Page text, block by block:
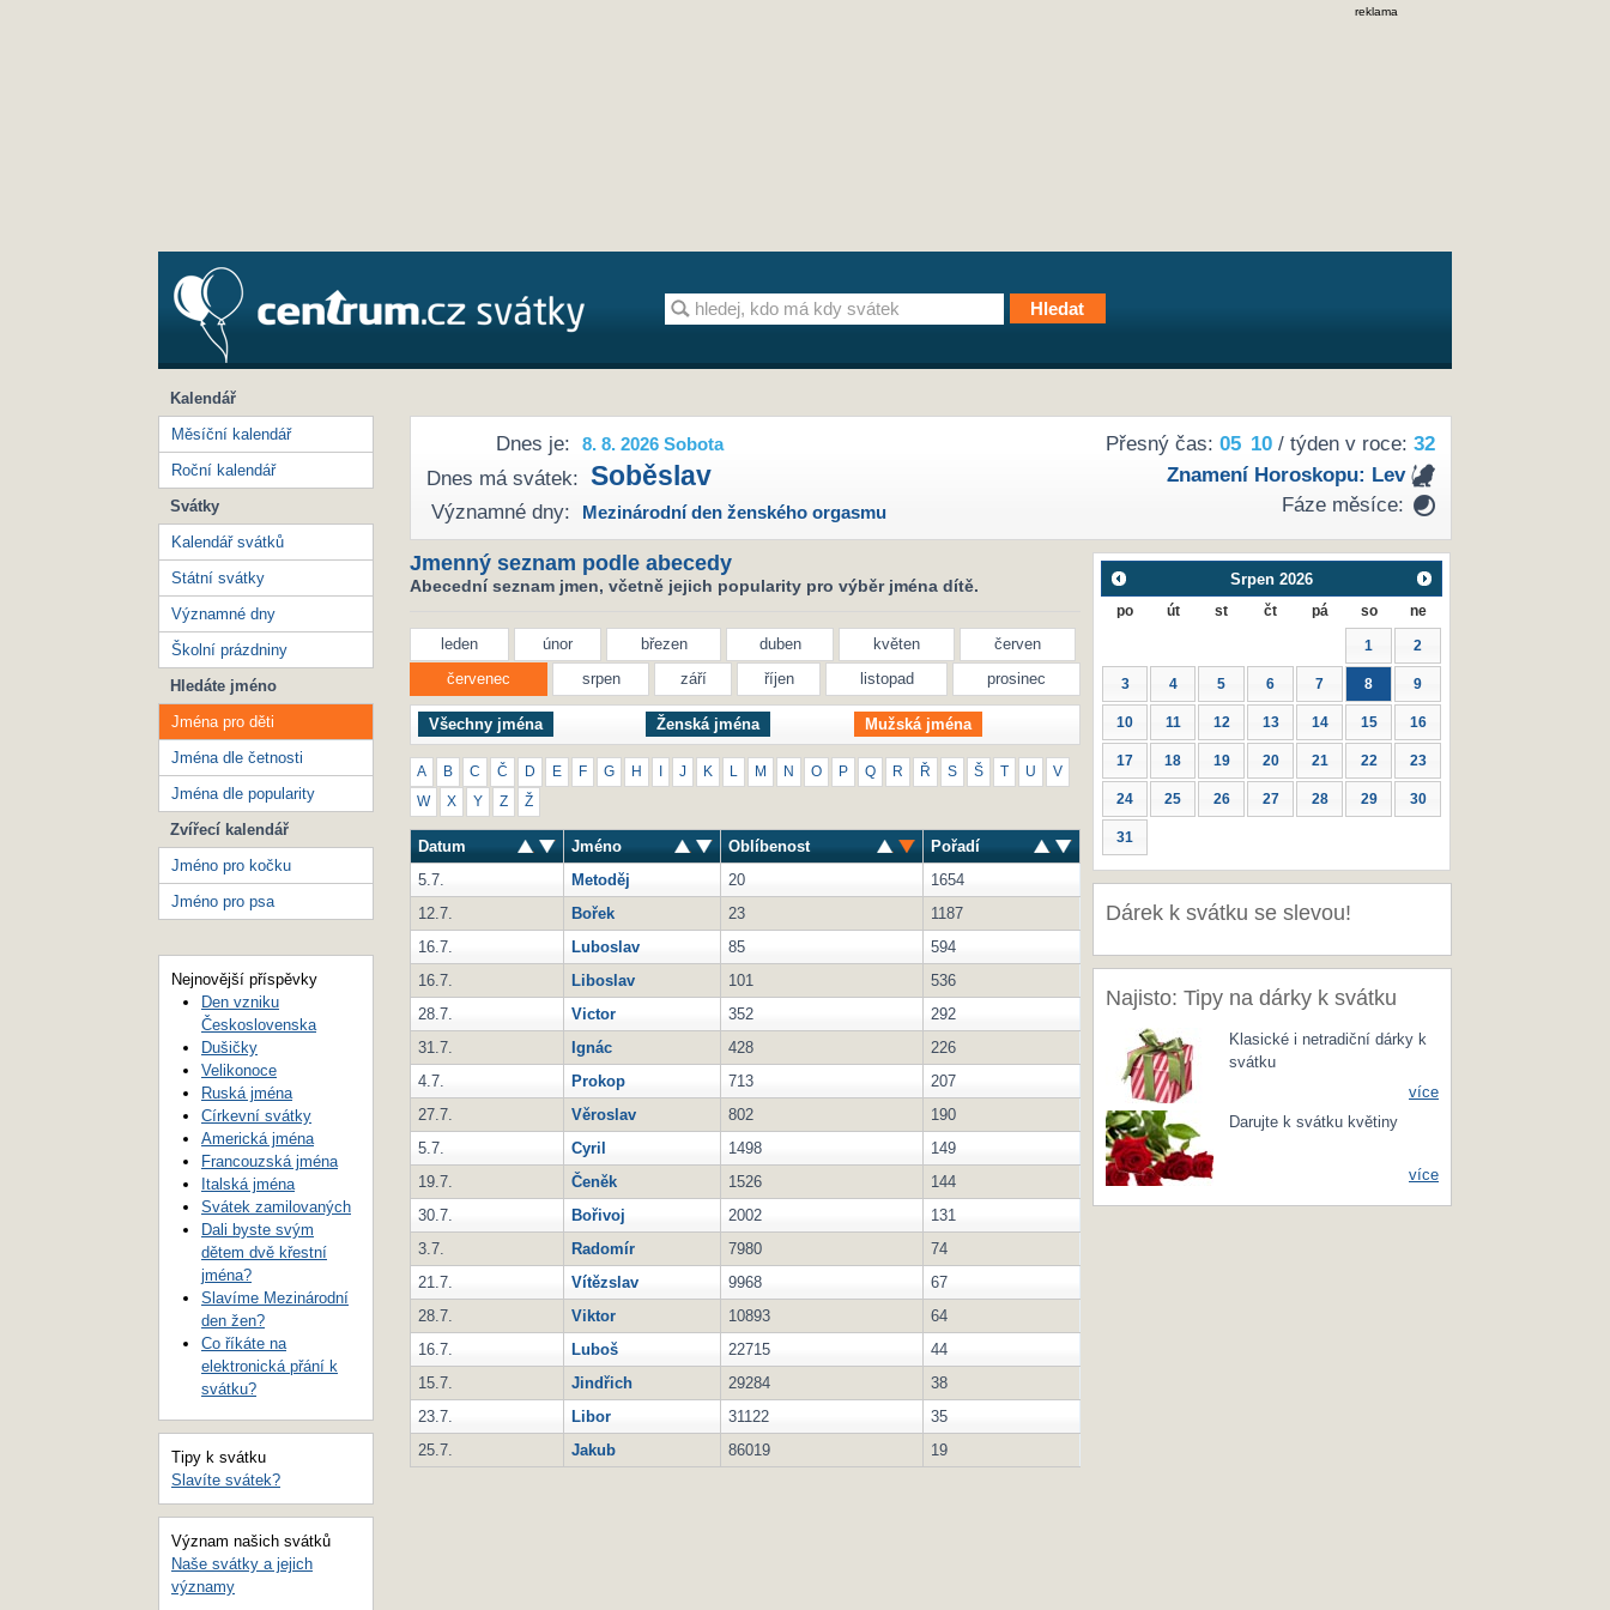
reklama
Přesný čas: 05 10/ týden v roce: 32
Znamení Horoskopu: Lev
Fáze měsíce:
Dnes je: 8. 8. 2026 Sobota
Dnes má svátek: Soběslav
Významné dny: Mezinárodní den ženského orgasmu
Jmenný seznam podle abecedy
Abecední seznam jmen, včetně jejich popularity pro výběr jména dítě.
leden únor březen duben květen
červen
červenec
srpen září říjen listopad prosinec
Všechny jména Ženská jména Mužská jména
A B C Č D E F G H J K M N O P Q R Ř S Š T U V
W X Y Z Ž
Datum Jméno Oblíbenost
Pořadí
5.7.
Metoděj 20
1654
12.7.
Bořek 23
1187
16.7.
Luboslav 85
594
16.7.
Liboslav 101
536
28.7.
Victor 352
292
31.7.
Ignác 428
226
4.7.
Prokop 713
207
27.7.
Věroslav 802
190
5.7.
Cyril 1498
149
19.7.
Čeněk 1526
144
30.7.
Bořivoj 2002
131
3.7.
Radomír 7980
74
21.7.
Vítězslav 9968
67
28.7.
Viktor 10893
64
16.7.
Luboš 22715
44
15.7.
Jindřich 29284
38
23.7.
Libor 31122
35
25.7.
Jakub 86019 19
Srpen 2026
po út st čt pá so ne
1 2
3 4 5 6 7 8 9
10 11 12 13 14 15 16
17 18 19 20 21 22 23
24 25 26 27 28 29 30
31
Dárek k svátku se slevou!
Najisto: Tipy na dárky k svátku
Klasické i netradiční dárky k
svátku
více
Darujte k svátku květiny
více
Kalendář
Měsíční kalendář
Roční kalendář
Svátky
Kalendář svátků
Státní svátky
Významné dny
Školní prázdniny
Hledáte jméno
Jména pro děti
Jména dle četnosti
Jména dle popularity
Zvířecí kalendář
Jméno pro kočku
Jméno pro psa
Nejnovější příspěvky
Den vzniku
Československa
Dušičky
Velikonoce
Ruská jména
Církevní svátky
Americká jména
Francouzská jména
Italská jména
Svátek zamilovaných
Dali byste svým
dětem dvě křestní
jména?
Slavíme Mezinárodní
den žen?
Co říkáte na
elektronická přání k
svátku?
Tipy k svátku
Slavíte svátek?
Význam našich svátků
Naše svátky a jejich
významy